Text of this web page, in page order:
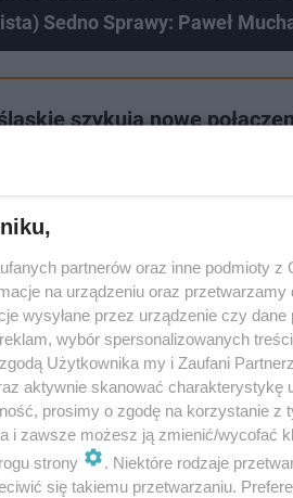
Sedno Sprawy: Paweł
szykują nowe
partnerów oraz inne podmioty
na urządzeniu oraz
wysyłane przez urządzenie czy
wybór spersonalizowanych
Użytkownika my i Zaufani
aktywnie skanować charakterystykę
prosimy o zgodę na korzystanie z
i zawsze możesz ją zmienić/wycofać
strony
. Niektóre rodzaje
się takiemu przetwarzaniu.